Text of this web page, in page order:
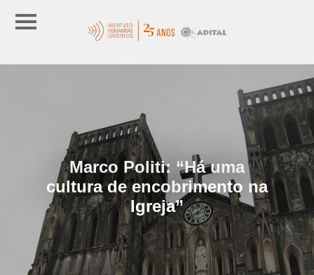
Marco Politi: “Há uma
cultura de encobrimento na
Igreja”